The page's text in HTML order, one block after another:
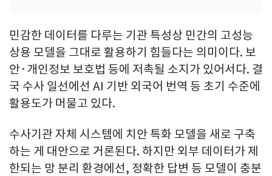
민감한 데이터를 다루는 기관 특성상 민간의 고성능
상용 모델을 그대로 활용하기 힘들다는 의미이다. 보
안·개인정보 보호법 등에 저촉될 소지가 있어서다. 결
국 수사 일선에선 AI 기반 외국어 번역 등 초기 수준에
활용도가 머물고 있다.
수사기관 자체 시스템에 치안 특화 모델을 새로 구축
하는 게 대안으로 거론된다. 하지만 외부 데이터가 제
한되는 망 분리 환경에선, 정확한 답변 등 모델이 충분